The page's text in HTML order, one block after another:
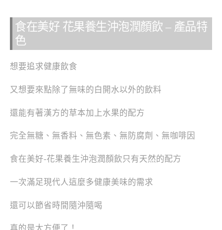
食在美好 花果養生沖泡潤顏飲 – 產品特
色
想要追求健康飲食
又想要來點除了無味的白開水以外的飲料
還能有著漢方的草本加上水果的配方
完全無糖、無香料、無色素、無防腐劑、無咖啡因
食在美好-花果養生沖泡潤顏飲只有天然的配方
一次滿足現代人這麼多健康美味的需求
還可以節省時間隨沖隨喝